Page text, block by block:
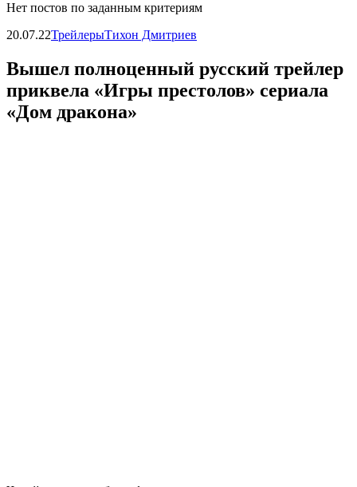
Нет постов по заданным критериям
20.07.22ТрейлерыТихон Дмитриев
Вышел полноценный русский трейлер
приквела «Игры престолов» сериала
«Дом дракона»